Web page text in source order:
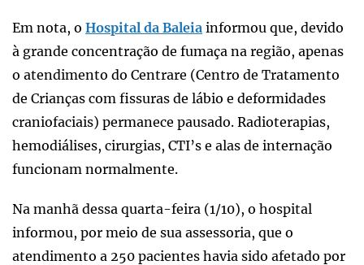
Em nota, o Hospital da Baleia informou que, devido
à grande concentração de fumaça na região, apenas
o atendimento do Centrare (Centro de Tratamento
de Crianças com fissuras de lábio e deformidades
craniofaciais) permanece pausado. Radioterapias,
hemodiálises, cirurgias, CTI’s e alas de internação
funcionam normalmente.
Na manhã dessa quarta-feira (1/10), o hospital
informou, por meio de sua assessoria, que o
atendimento a 250 pacientes havia sido afetado por